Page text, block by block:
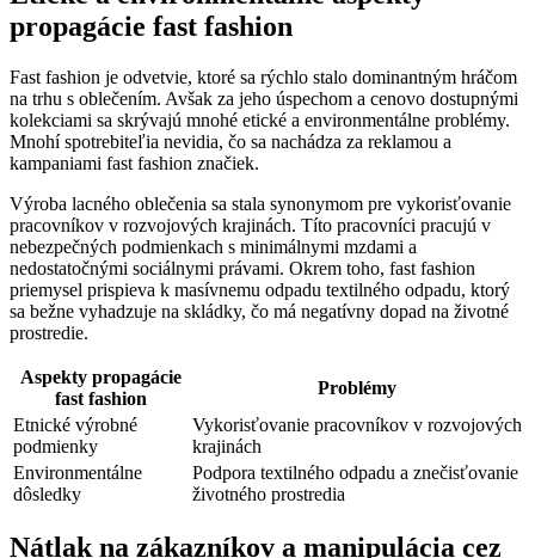
propagácie fast fashion
Fast fashion je odvetvie, ktoré sa rýchlo stalo dominantným hráčom
na trhu s oblečením. Avšak za jeho úspechom a cenovo dostupnými
kolekciami sa skrývajú mnohé etické a environmentálne problémy.
Mnohí spotrebiteľia nevidia, čo sa nachádza za reklamou a
kampaniami fast fashion značiek.
Výroba lacného oblečenia sa stala synonymom pre vykorisťovanie
pracovníkov v rozvojových krajinách. Títo pracovníci pracujú v
nebezpečných podmienkach s minimálnymi mzdami a
nedostatočnými sociálnymi právami. Okrem toho, fast fashion
priemysel prispieva k masívnemu odpadu textilného odpadu, ktorý
sa bežne vyhadzuje na skládky, čo má negatívny dopad na životné
prostredie.
Aspekty propagácie
fast fashion
Problémy
Etnické výrobné
podmienky
Vykorisťovanie pracovníkov v rozvojových
krajinách
Environmentálne
dôsledky
Podpora textilného odpadu a znečisťovanie
životného prostredia
Nátlak na zákazníkov a manipulácia cez